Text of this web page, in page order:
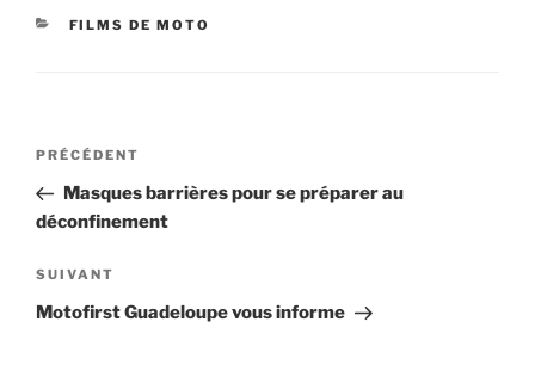
CATÉGORIES
FILMS DE MOTO
Navigation
l’article
Article
précédent
PRÉCÉDENT
Masques barrières pour se préparer au
déconfinement
Article
suivant
SUIVANT
Motofirst Guadeloupe vous informe